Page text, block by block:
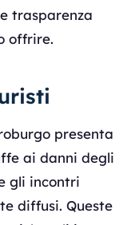
trasparenza
offrire.
presenta
ai danni degli
gli incontri
diffusi. Queste